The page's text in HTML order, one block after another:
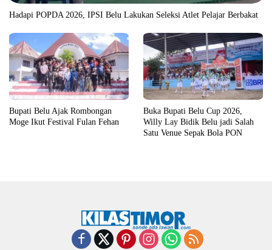
Hadapi POPDA 2026, IPSI Belu Lakukan Seleksi Atlet Pelajar Berbakat
Bupati Belu Ajak Rombongan
Moge Ikut Festival Fulan Fehan
Buka Bupati Belu Cup 2026,
Willy Lay Bidik Belu jadi Salah
Satu Venue Sepak Bola PON